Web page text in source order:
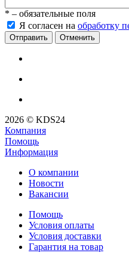
* – обязательные поля
Я согласен на обработку
Отменить
2026 © KDS24
Компания
Помощь
Информация
О компании
Новости
Вакансии
Помощь
Условия оплаты
Условия доставки
Гарантия на товар